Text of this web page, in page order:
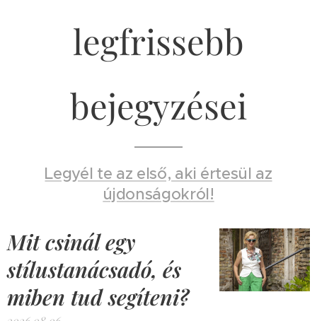
legfrissebb
bejegyzései
Legyél te az első, aki értesül az
újdonságokról!
Mit csinál egy
stílustanácsadó, és
miben tud segíteni?